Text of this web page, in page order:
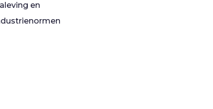
en